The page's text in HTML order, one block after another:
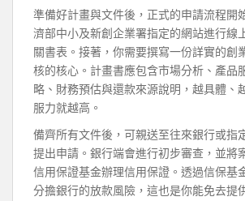
準備好計畫與文件後，正式的申請流程開
濟部中小及新創企業署指定的網站進行線
關書表。接著，你需要撰寫一份詳實的創
核的核心。計畫書應包含市場分析、產品
略、財務預估與還款來源說明，越具體、
服力就越高。
備齊所有文件後，可親送至往來銀行或指
提出申請。銀行端會進行初步審查，並將
信用保證基金辦理信用保證。透過信保基
分擔銀行的放款風險，這也是你能免去提